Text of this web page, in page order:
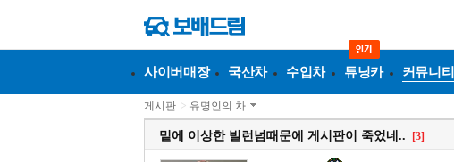
사이버매장 국산차 수입차 튜닝카 커뮤니티
게시판 > 유명인의 차
밑에 이상한 빌런넘때문에 게시판이 죽었네.. [3]